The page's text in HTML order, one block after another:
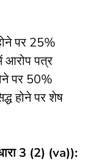
पर 25%
आरोप पत्र
पर 50%
होने पर शेष
3 (2) (va)):